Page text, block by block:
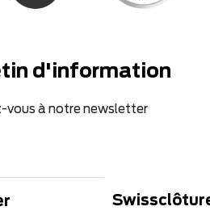
d'information
vous à notre newsletter